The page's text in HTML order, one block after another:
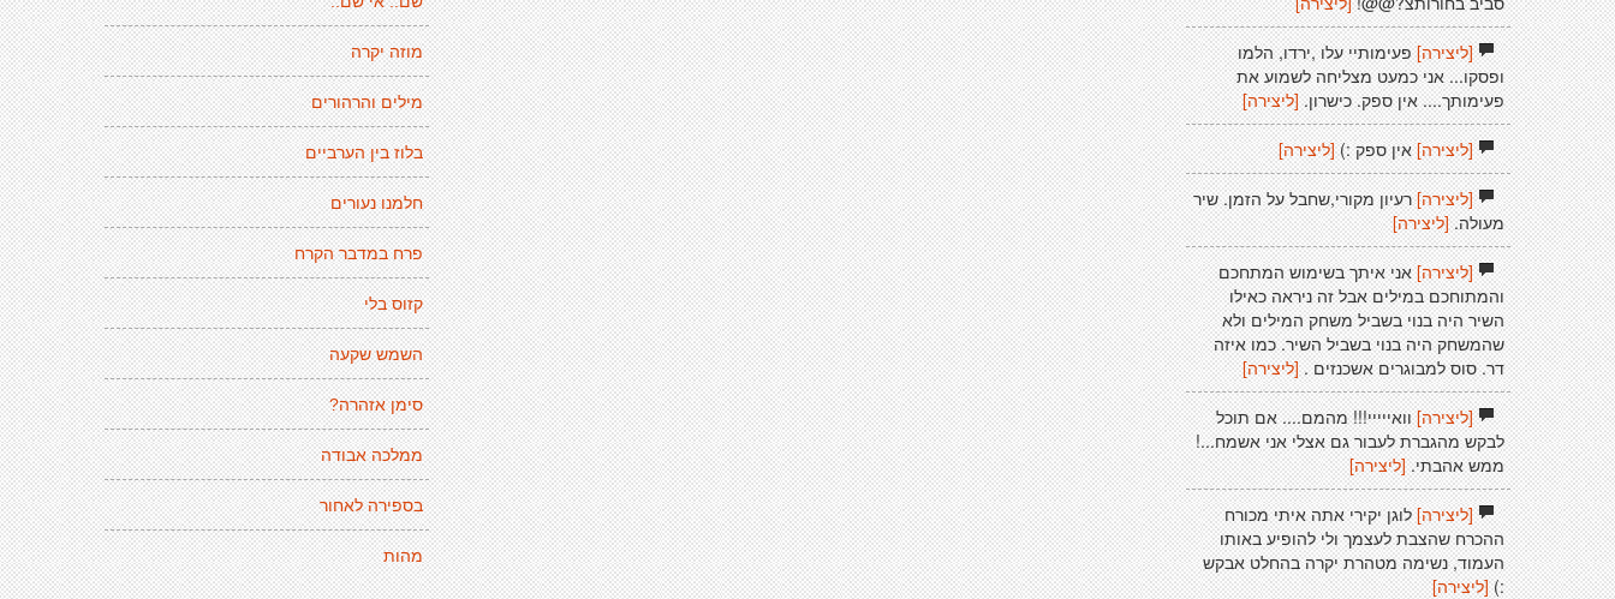
מוזה יקרה
מילים והרהורים
בלוז בין הערביים
חלמנו נעורים
פרח במדבר הקרח
קזוס בלי
השמש שקעה
סימן אזהרה?
ממלכה אבודה
בספירה לאחור
מהות
[ליצירה]פעימותיי עלו ,ירדו, הלמו
ופסקו... אני כמעט מצליחה לשמוע את
פעימותך.... אין ספק. כישרון. [ליצירה]
[ליצירה]אין ספק :) [ליצירה]
[ליצירה]רעיון מקורי,שחבל על הזמן. שיר
מעולה. [ליצירה]
[ליצירה]אני איתך בשימוש המתחכם
והמתוחכם במילים אבל זה ניראה כאילו
השיר היה בנוי בשביל משחק המילים ולא
שהמשחק היה בנוי בשביל השיר. כמו איזה
דר. סוס למבוגרים אשכנזים .[ליצירה]
[ליצירה]וואייייי!!! מהמם.... אם תוכל
לבקש מהגברת לעבור גם אצלי אני אשמח...!
ממש אהבתי. [ליצירה]
[ליצירה]לוגן יקירי אתה איתי מכורח
ההכרח שהצבת לעצמך ולי להופיע באותו
העמוד, נשימה מטהרת יקרה בהחלט אבקש
:)[ליצירה]